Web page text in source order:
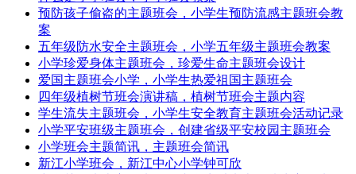
预防孩子偷盗的主题班会，小学生预防流感主题班会教
案
五年级防水安全主题班会，小学五年级主题班会教案
小学珍爱身体主题班会，珍爱生命主题班会设计
爱国主题班会小学，小学生热爱祖国主题班会
四年级植树节班会演讲稿，植树节班会主题内容
学生流失主题班会，小学生安全教育主题班会活动记录
小学平安班级主题班会，创建省级平安校园主题班会
小学班会主题简讯，主题班会简讯
新江小学班会，新江中心小学钟可欣